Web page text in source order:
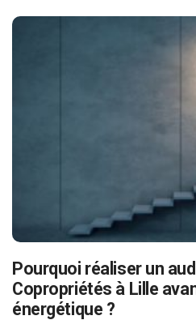
Pourquoi réaliser un
Copropriétés à Lille
énergétique ?